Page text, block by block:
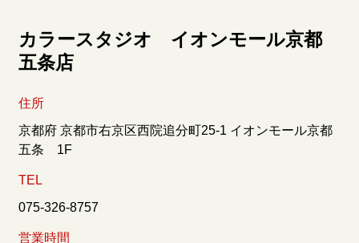
カラースタジオ イオンモール京都
五条店
住所
京都府 京都市右京区西院追分町25-1 イオンモール京都
五条 1F
TEL
075-326-8757
営業時間